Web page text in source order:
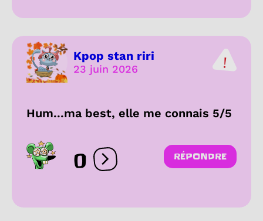
Kpop stan riri
23 juin 2026
Hum...ma best, elle me connais 5/5
0 Ouvrir les réactions
RÉPONDRE